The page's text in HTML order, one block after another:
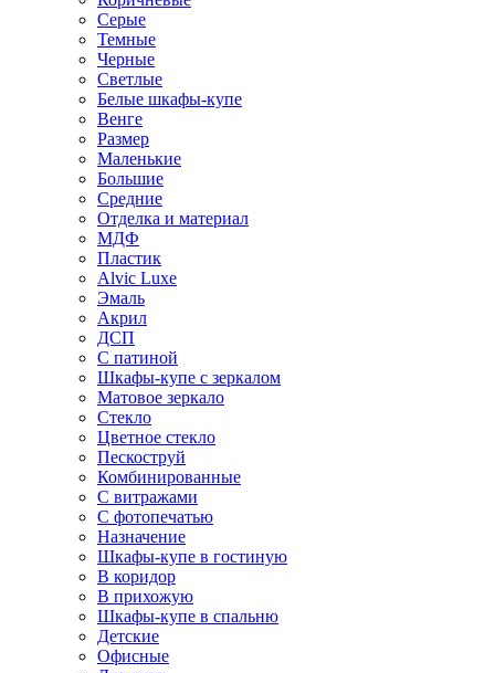
Серые
Темные
Черные
Светлые
Белые шкафы-купе
Венге
Размер
Маленькие
Большие
Средние
Отделка и материал
МДФ
Пластик
Alvic Luxe
Эмаль
Акрил
ДСП
С патиной
Шкафы-купе с зеркалом
Матовое зеркало
Стекло
Цветное стекло
Пескоструй
Комбинированные
С витражами
С фотопечатью
Назначение
Шкафы-купе в гостиную
В коридор
В прихожую
Шкафы-купе в спальню
Детские
Офисные